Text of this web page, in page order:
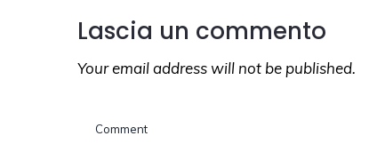
Lascia un commento
Your email address will not be published.